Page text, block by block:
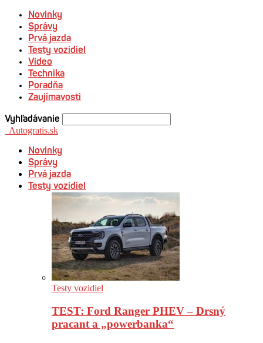
Novinky
Správy
Prvá jazda
Testy vozidiel
Video
Technika
Poradňa
Zaujímavosti
Vyhľadávanie
Autogratis.sk
Novinky
Správy
Prvá jazda
Testy vozidiel
Testy vozidiel
TEST: Ford Ranger PHEV – Drsný
pracant a „powerbanka“